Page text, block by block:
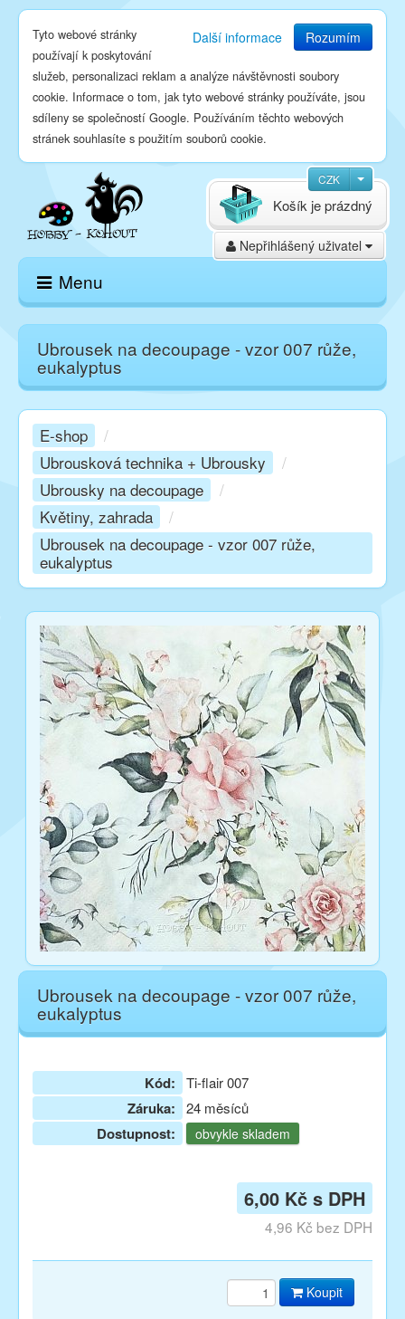
Další informace Rozumím
Tyto webové stránky
používají k poskytování
služeb, personalizaci reklam a analýze návštěvnosti soubory
cookie. Informace o tom, jak tyto webové stránky používáte, jsou
sdíleny se společností Google. Používáním těchto webových
stránek souhlasíte s použitím souborů cookie.
CZK
Nepřihlášený uživatel
Košík je prázdný
Menu
Domů
E-shop
Kurzy
Techniky
Inspirace
Kontakt
Facebook
Ubrousek na decoupage - vzor 007 růže,
eukalyptus
E-shop
/
Ubrousková technika + Ubrousky
/
Ubrousky na decoupage
/
Květiny, zahrada
/
Ubrousek na decoupage - vzor 007 růže,
eukalyptus
Ubrousek na decoupage - vzor 007 růže,
eukalyptus
Kód: Ti-flair 007
Záruka: 24 měsíců
Dostupnost: obvykle skladem
6,00 Kč s DPH
4,96 Kč bez DPH
Koupit